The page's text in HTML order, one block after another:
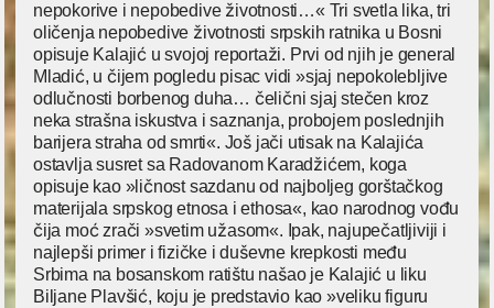
nepokorive i nepobedive životnosti…« Tri svetla lika, tri
oličenja nepobedive životnosti srpskih ratnika u Bosni
opisuje Kalajić u svojoj reportaži. Prvi od njih je general
Mladić, u čijem pogledu pisac vidi »sjaj nepokolebljive
odlučnosti borbenog duha… čelični sjaj stečen kroz
neka strašna iskustva i saznanja, probojem poslednjih
barijera straha od smrti«. Još jači utisak na Kalajića
ostavlja susret sa Radovanom Karadžićem, koga
opisuje kao »ličnost sazdanu od najboljeg gorštačkog
materijala srpskog etnosa i ethosa«, kao narodnog vođu
čija moć zrači »svetim užasom«. Ipak, najupečatljiviji i
najlepši primer i fizičke i duševne krepkosti među
Srbima na bosanskom ratištu našao je Kalajić u liku
Biljane Plavšić, koju je predstavio kao »veliku figuru